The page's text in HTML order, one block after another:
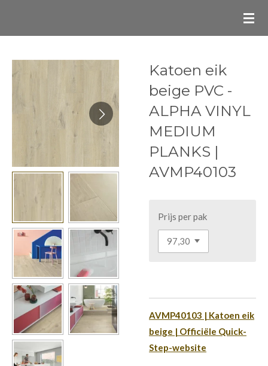
de
hoofdinhoud
Katoen eik
beige PVC -
ALPHA VINYL
MEDIUM
PLANKS |
AVMP40103
Prijs per pak
AVMP40103 | Katoen eik
beige | Officiële Quick-
Step-website